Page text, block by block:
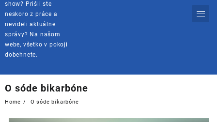
show? Prišli ste
neskoro z práce a
nevideli aktuálne
správy? Na našom
webe, všetko v pokoji
dobehnete.
O sóde bikarbóne
Home O sóde bikarbóne